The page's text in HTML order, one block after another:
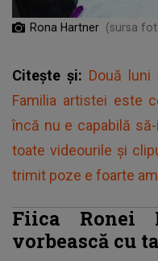
Rona Hartner (sursa
Citește și: Două luni
Familia artistei este
încă nu e capabilă
toate videourile și
trimit poze e foarte
Fiica Ronei
vorbească cu